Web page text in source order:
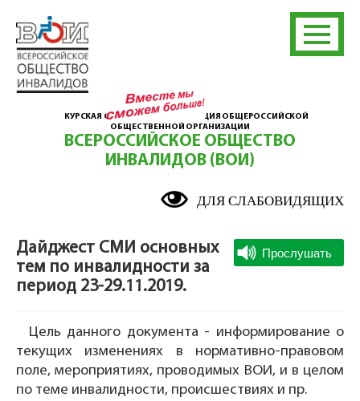
КУРСКАЯ ОБЛАСТНАЯ ОРГАНИЗАЦИЯ ОБЩЕРОССИЙСКОЙ
ОБЩЕСТВЕННОЙ ОРГАНИЗАЦИИ
ВСЕРОССИЙСКОЕ ОБЩЕСТВО
ИНВАЛИДОВ (ВОИ)
ДЛЯ СЛАБОВИДЯЩИХ
Дайджест СМИ основных
тем по инвалидности за
период 23-29.11.2019.
Цель данного документа - информирование о
текущих изменениях в нормативно-правовом
поле, мероприятиях, проводимых ВОИ, и в целом
по теме инвалидности, происшествиях и пр.